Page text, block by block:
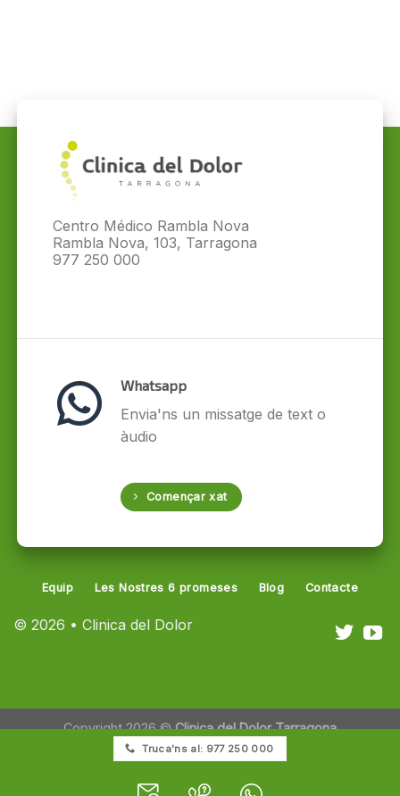
Centro Médico Rambla Nova
Rambla Nova, 103, Tarragona
977 250 000
Whatsapp
Envia'ns un missatge de text o
àudio
Començar xat
© 2026 • Clinica del Dolor
Equip Les Nostres 6 promeses Blog Contacte
Copyright 2026 ©Clinica del Dolor Tarragona
Truca'ns al: 977 250 000